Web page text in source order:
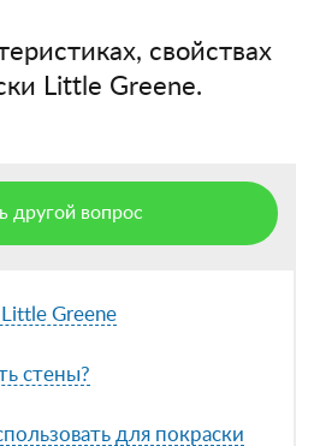
свойствах
Little Greene.
другой вопрос
Greene
стены?
для покраски